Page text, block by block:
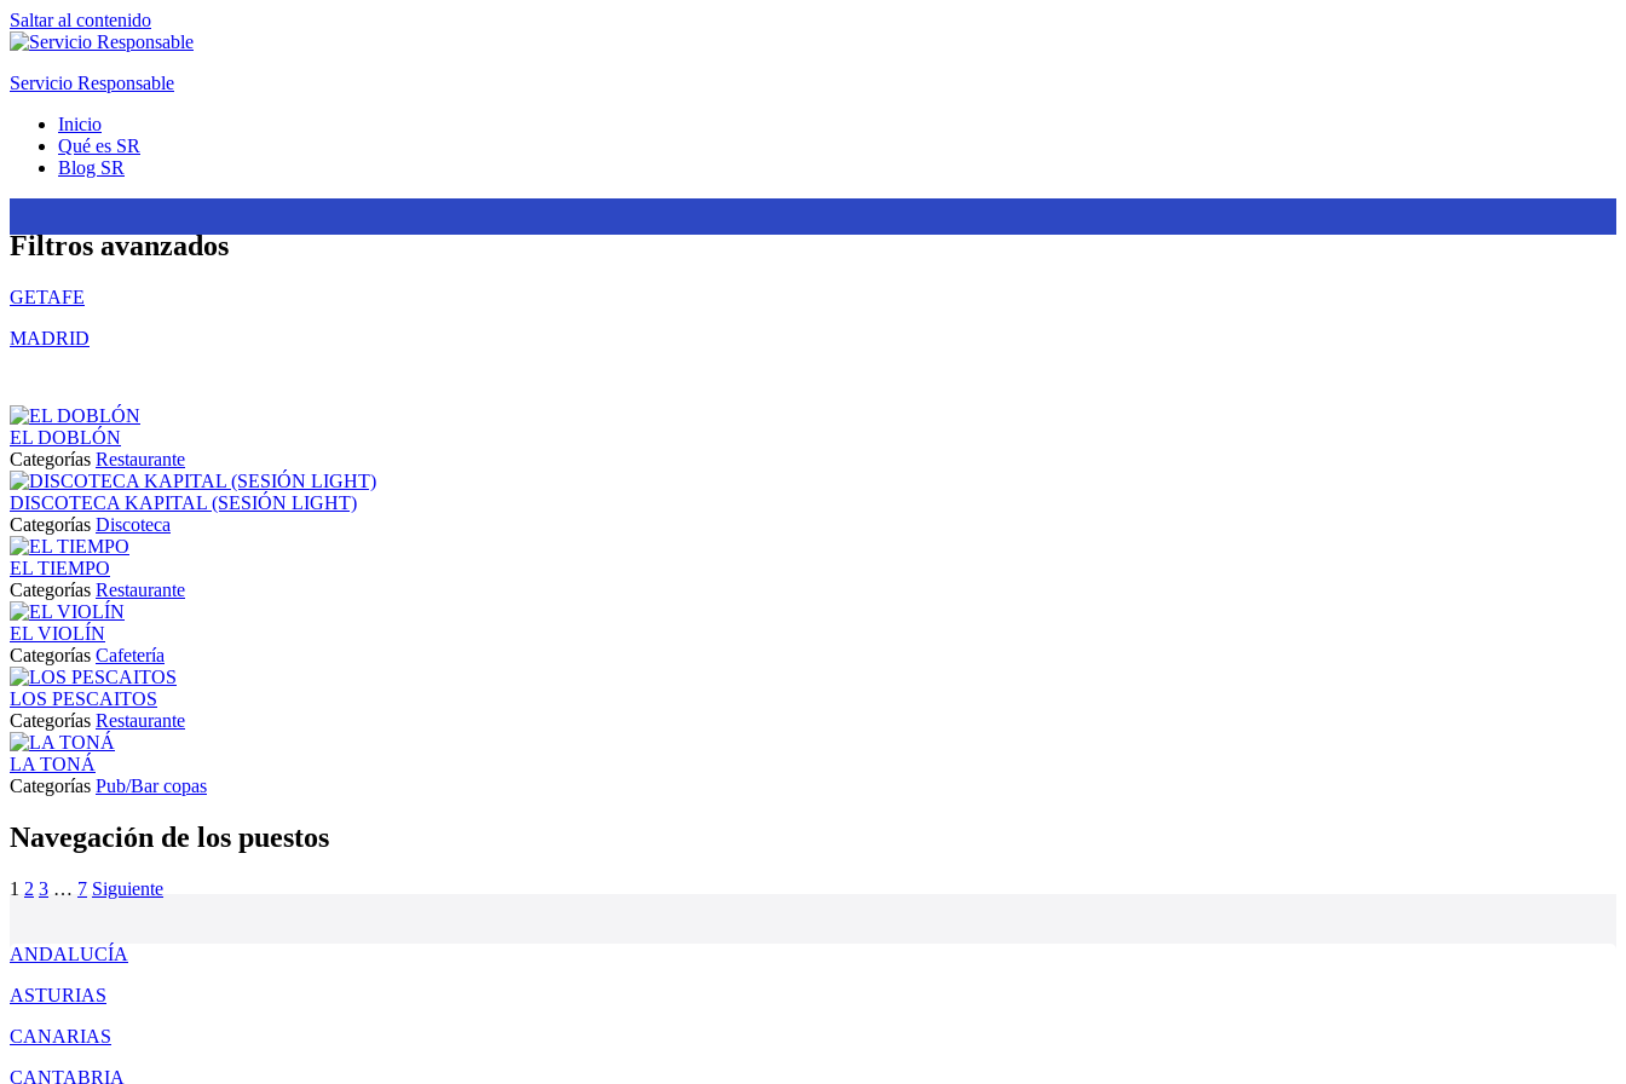
Saltar al contenido
Servicio Responsable
Inicio
Qué es SR
Blog SR
Filtros avanzados
GETAFE
MADRID
EL DOBLÓN
Categorías Restaurante
DISCOTECA KAPITAL (SESIÓN LIGHT)
Categorías Discoteca
EL TIEMPO
Categorías Restaurante
EL VIOLÍN
Categorías Cafetería
LOS PESCAITOS
Categorías Restaurante
LA TONÁ
Categorías Pub/Bar copas
Navegación de los puestos
1 2 3 … 7 Siguiente
ANDALUCÍA
ASTURIAS
CANARIAS
CANTABRIA